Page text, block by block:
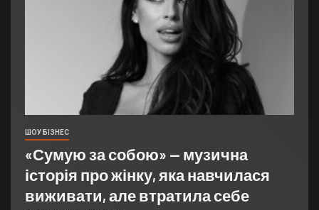
ШОУ БІЗНЕС
«Сумую за собою» — музична
історія про жінку, яка навчилася
виживати, але втратила себе